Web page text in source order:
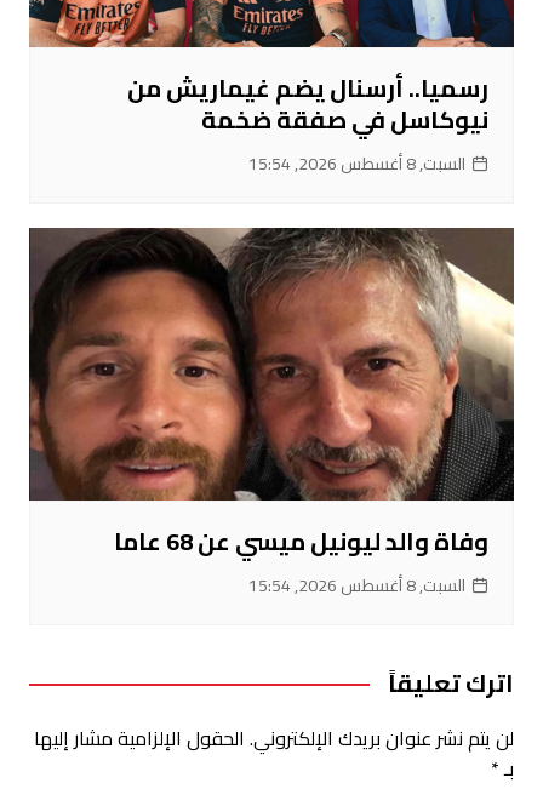
رسميا.. أرسنال يضم غيماريش من
نيوكاسل في صفقة ضخمة
السبت, 8 أغسطس 2026, 15:54
وفاة والد ليونيل ميسي عن 68 عاما
السبت, 8 أغسطس 2026, 15:54
اترك تعليقاً
لن يتم نشر عنوان بريدك الإلكتروني. الحقول الإلزامية مشار إليها
بـ*